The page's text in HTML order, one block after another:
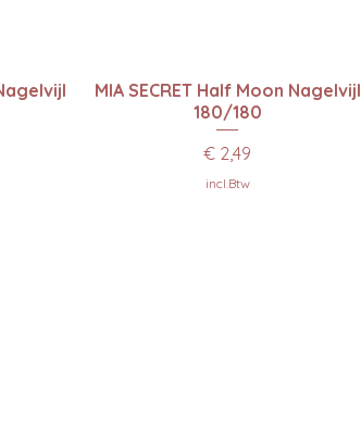
Snel overzicht
MIA SECRET Half Moon Nagelvijl
180/180
Prijs
€ 2,49
incl.Btw